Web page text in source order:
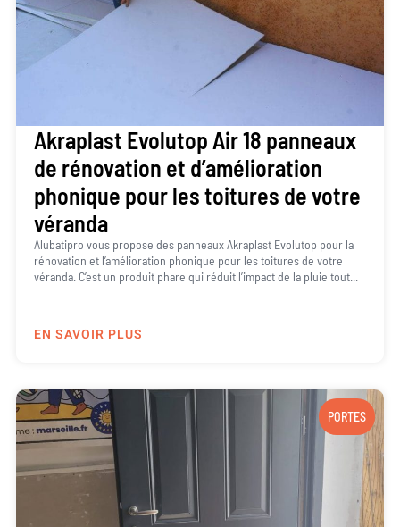
Akraplast Evolutop Air 18 panneaux
de rénovation et d’amélioration
phonique pour les toitures de votre
véranda
Alubatipro vous propose des panneaux Akraplast Evolutop pour la
rénovation et l’amélioration phonique pour les toitures de votre
véranda. C’est un produit phare qui réduit l’impact de la pluie tout...
EN SAVOIR PLUS
PORTES